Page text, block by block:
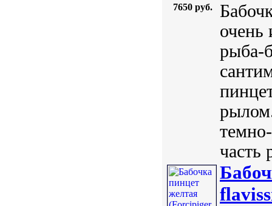
7650 руб.
очень
рыба-
часть